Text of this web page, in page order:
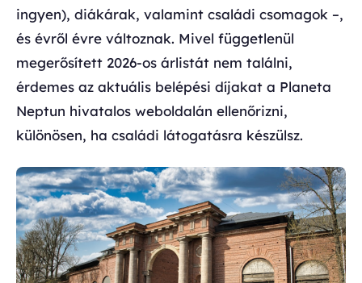
ingyen), diákárak, valamint családi csomagok –,
és évről évre változnak. Mivel függetlenül
megerősített 2026-os árlistát nem találni,
érdemes az aktuális belépési díjakat a Planeta
Neptun hivatalos weboldalán ellenőrizni,
különösen, ha családi látogatásra készülsz.